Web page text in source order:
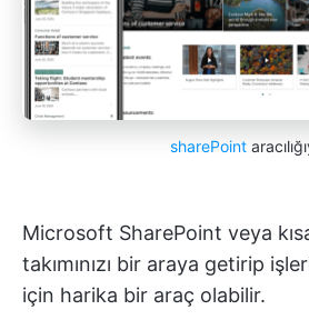
sharePoint
Microsoft SharePoint veya
takımınızı bir araya getirip
için harika bir araç olabilir.